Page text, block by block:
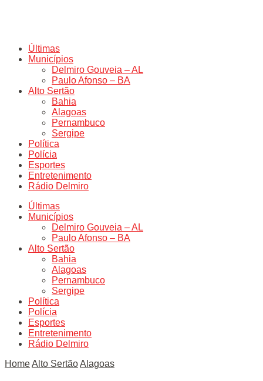
Últimas
Municípios
Delmiro Gouveia – AL
Paulo Afonso – BA
Alto Sertão
Bahia
Alagoas
Pernambuco
Sergipe
Política
Polícia
Esportes
Entretenimento
Rádio Delmiro
Últimas
Municípios
Delmiro Gouveia – AL
Paulo Afonso – BA
Alto Sertão
Bahia
Alagoas
Pernambuco
Sergipe
Política
Polícia
Esportes
Entretenimento
Rádio Delmiro
HomeAlto SertãoAlagoas